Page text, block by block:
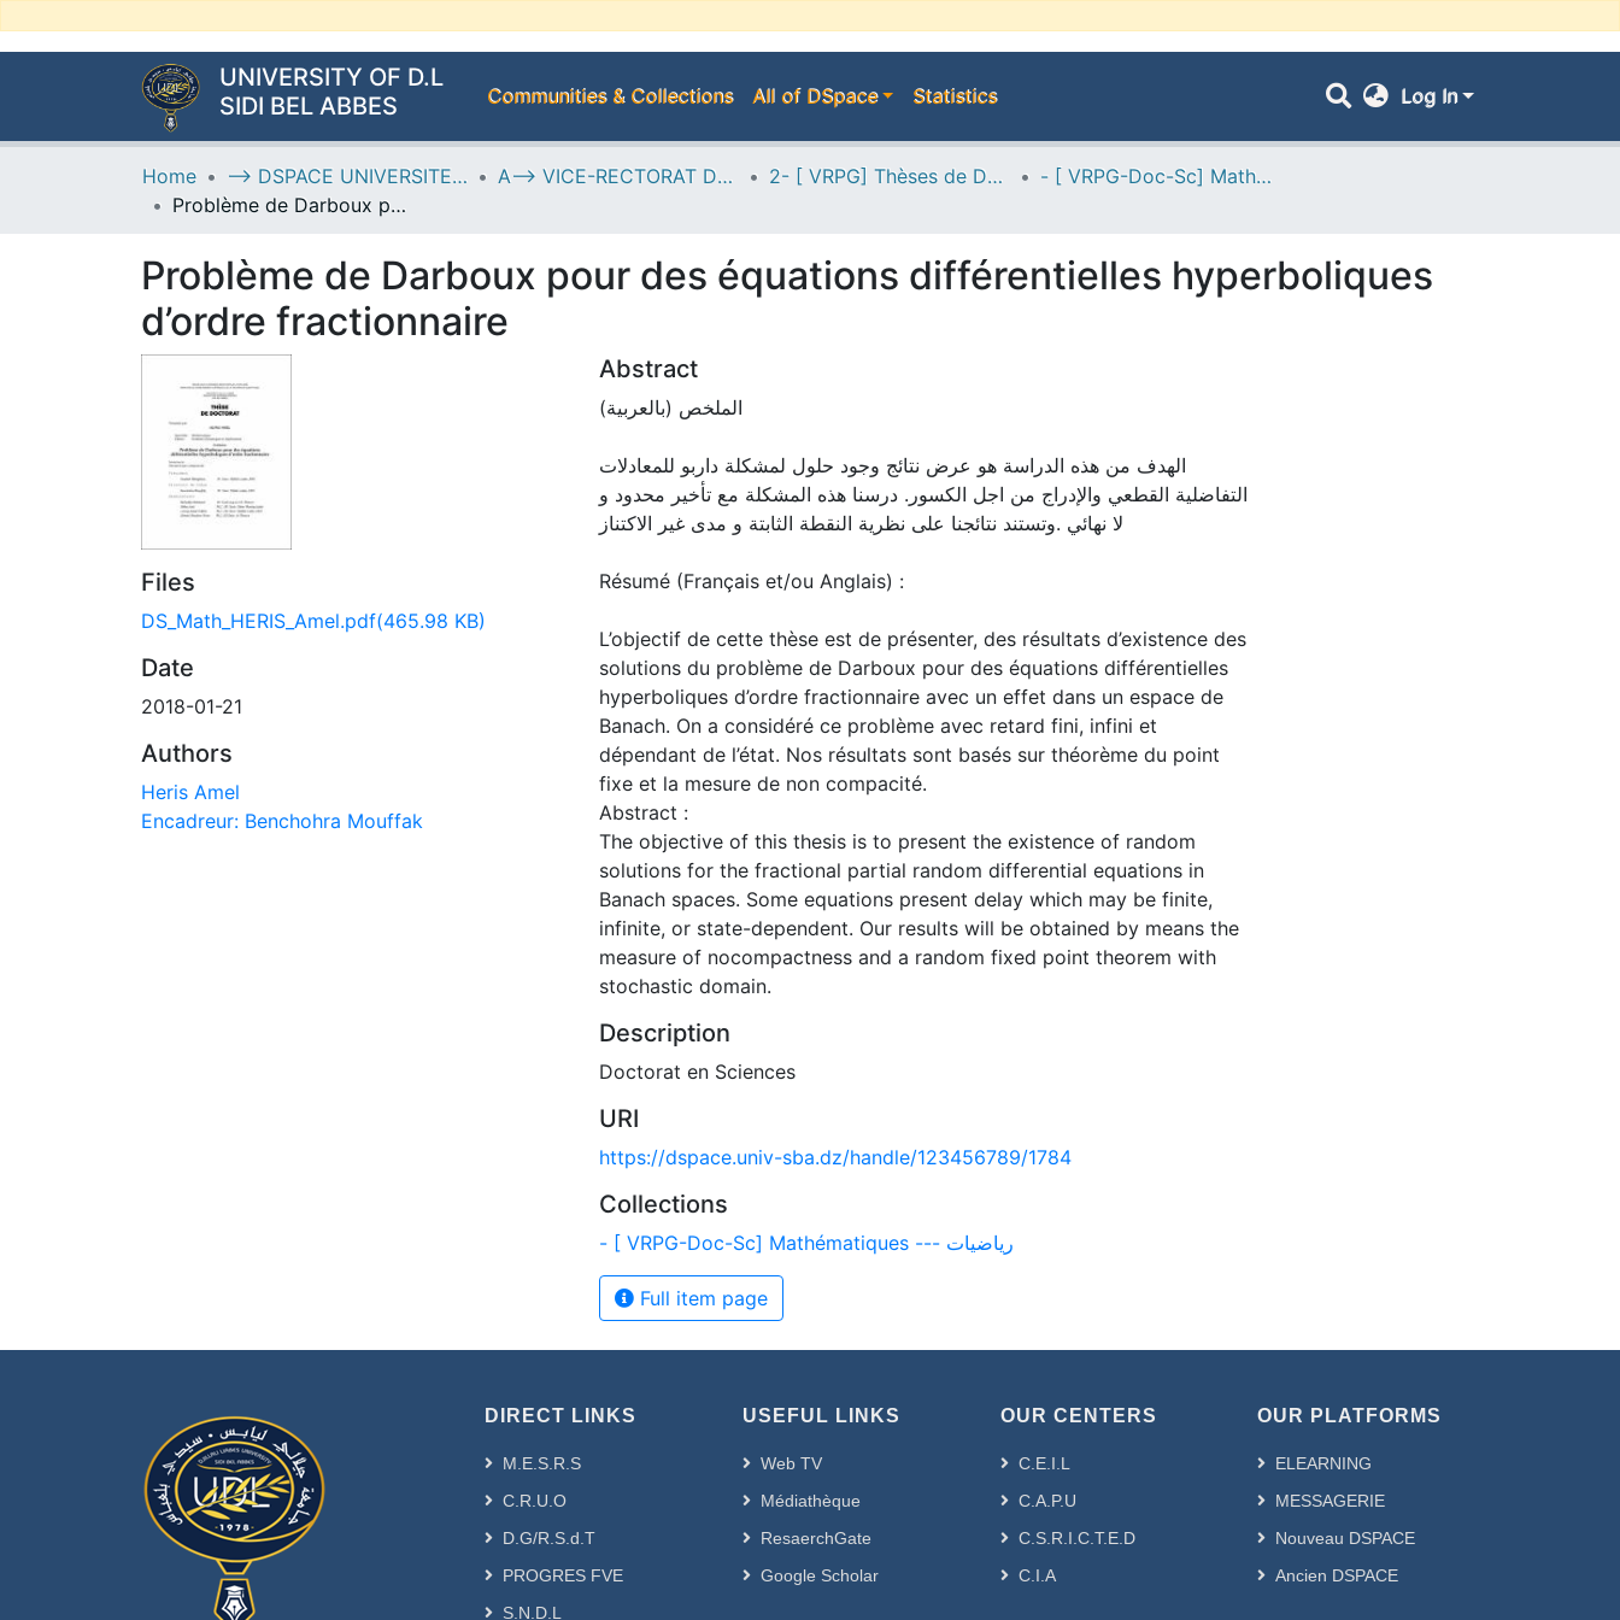
UNIVERSITY OF D.L
SIDI BEL ABBES
Communities & Collections All of DSpace Statistics Log In
Home --> DSPACE UNIVERSITE DJILALLI LIABES DE SIDI BEL ABBES A--> VICE-RECTORAT DE LA POST-GRADUATION 2- [ VRPG] Thèses de Doctorat en Sciences
- [ VRPG-Doc-Sc] Mathématiques --- رياضيات
Problème de Darboux pour des équations différentielles hyperboliques d’ordre fractionnaire
Problème de Darboux pour des équations différentielles hyperboliques
d’ordre fractionnaire
Files
DS_Math_HERIS_Amel.pdf(465.98 KB)
Date
2018-01-21
Authors
Heris Amel
Encadreur: Benchohra Mouffak
Abstract
الملخص (بالعربية)
الهدف من هذه الدراسة هو عرض نتائج وجود حلول لمشكلة داربو للمعادلات
التفاضلية القطعي والإدراج من اجل الكسور. درسنا هذه المشكلة مع تأخير محدود و
لا نهائي .وتستند نتائجنا على نظرية النقطة الثابتة و مدى غير الاكتناز
Résumé (Français et/ou Anglais) :
L’objectif de cette thèse est de présenter, des résultats d’existence des
solutions du problème de Darboux pour des équations différentielles
hyperboliques d’ordre fractionnaire avec un effet dans un espace de
Banach. On a considéré ce problème avec retard fini, infini et
dépendant de l’état. Nos résultats sont basés sur théorème du point
fixe et la mesure de non compacité.
Abstract :
The objective of this thesis is to present the existence of random
solutions for the fractional partial random differential equations in
Banach spaces. Some equations present delay which may be finite,
infinite, or state-dependent. Our results will be obtained by means the
measure of nocompactness and a random fixed point theorem with
stochastic domain.
Description
Doctorat en Sciences
URI
https://dspace.univ-sba.dz/handle/123456789/1784
Collections
- [ VRPG-Doc-Sc] Mathématiques --- رياضيات
Full item page
DIRECT LINKS
M.E.S.R.S
C.R.U.O
D.G/R.S.d.T
PROGRES FVE
S.N.D.L
USEFUL LINKS
Web TV
Médiathèque
ResaerchGate
Google Scholar
OUR CENTERS
C.E.I.L
C.A.P.U
C.S.R.I.C.T.E.D
C.I.A
OUR PLATFORMS
ELEARNING
MESSAGERIE
Nouveau DSPACE
Ancien DSPACE